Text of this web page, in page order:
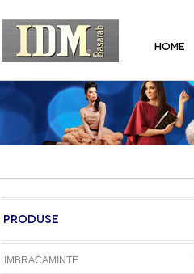
HOME
PRODUSE
IMBRACAMINTE